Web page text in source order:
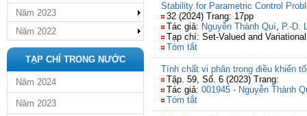
Năm 2023
Năm 2022
TẠP CHÍ TRONG NƯỚC
Năm 2024
Năm 2023
Stability for Parametric Control
32 (2024) Trang: 17pp
Tác giả: Nguyễn Thành Quí, P.-D.
Tạp chí: Set-Valued and
Tóm tắt
Tính chất vi phân trong điều khiển
Tập. 59, Số. 6 (2023) Trang:
Tác giả: 001945 - Nguyễn Thành
Tóm tắt